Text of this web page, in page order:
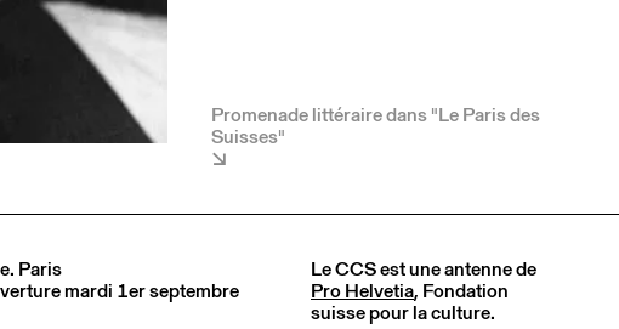
Promenade littéraire dans "Le Paris des
Suisses"
Paris
mardi 1er septembre
Le CCS est une antenne de
Pro Helvetia, Fondation
suisse pour la culture.